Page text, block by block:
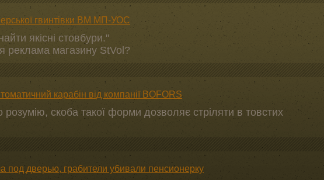
гвинтівки ВМ МП-УОС
якісні стовбури."
реклама магазину StVol?
карабін від компанії BOFORS
скоба такої форми дозволяє стріляти в товстих
под дверью, грабители убивали пенсионерку